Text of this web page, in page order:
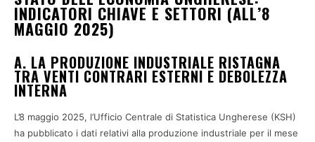
INDICATORI CHIAVE E SETTORI (ALL’8
MAGGIO 2025)
A. LA PRODUZIONE INDUSTRIALE RISTAGNA
TRA VENTI CONTRARI ESTERNI E DEBOLEZZA
INTERNA
L’8 maggio 2025, l’Ufficio Centrale di Statistica Ungherese (KSH)
ha pubblicato i dati relativi alla produzione industriale per il mese